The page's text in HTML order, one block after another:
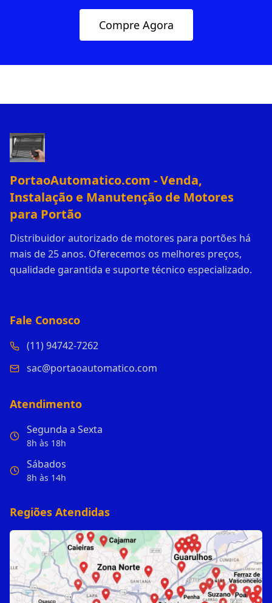
Compre Agora
PortaoAutomatico.com - Venda,
Instalação e Manutenção de Motores
para Portão
Distribuidor autorizado de motores para portões há
mais de 25 anos. Oferecemos os melhores preços,
qualidade garantida e suporte técnico especializado.
Fale Conosco
(11) 94742-7262
sac@portaoautomatico.com
Atendimento
Segunda a Sexta
8h às 18h
Sábados
8h às 14h
Regiões Atendidas